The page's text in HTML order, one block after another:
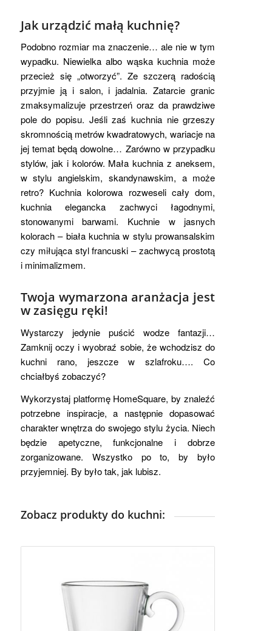
Jak urządzić małą kuchnię?
Podobno rozmiar ma znaczenie… ale nie w tym
wypadku. Niewielka albo wąska kuchnia może
przecież się „otworzyć”. Ze szczerą radością
przyjmie ją i salon, i jadalnia. Zatarcie granic
zmaksymalizuje przestrzeń oraz da prawdziwe
pole do popisu. Jeśli zaś kuchnia nie grzeszy
skromnością metrów kwadratowych, wariacje na
jej temat będą dowolne… Zarówno w przypadku
stylów, jak i kolorów. Mała kuchnia z aneksem,
w stylu angielskim, skandynawskim, a może
retro? Kuchnia kolorowa rozweseli cały dom,
kuchnia elegancka zachwyci łagodnymi,
stonowanymi barwami. Kuchnie w jasnych
kolorach – biała kuchnia w stylu prowansalskim
czy miłująca styl francuski – zachwycą prostotą
i minimalizmem.
Twoja wymarzona aranżacja jest
w zasięgu ręki!
Wystarczy jedynie puścić wodze fantazji…
Zamknij oczy i wyobraź sobie, że wchodzisz do
kuchni rano, jeszcze w szlafroku…. Co
chciałbyś zobaczyć?
Wykorzystaj platformę HomeSquare, by znaleźć
potrzebne inspiracje, a następnie dopasować
charakter wnętrza do swojego stylu życia. Niech
będzie apetyczne, funkcjonalne i dobrze
zorganizowane. Wszystko po to, by było
przyjemniej. By było tak, jak lubisz.
Zobacz produkty do kuchni: